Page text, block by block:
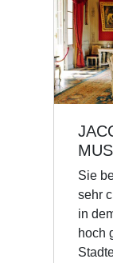
Sie
sehr
in
hoch